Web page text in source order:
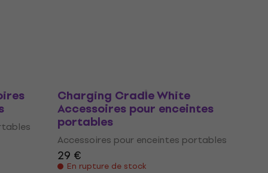
Charging Cradle White
Accessoires pour enceintes
portables
Accessoires pour enceintes portables
29 €
En rupture de stock